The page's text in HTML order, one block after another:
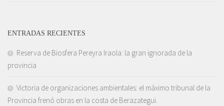
ENTRADAS RECIENTES
Reserva de Biosfera Pereyra Iraola: la gran ignorada de la
provincia
Victoria de organizaciones ambientales: el máximo tribunal de la
Provincia frenó obras en la costa de Berazategui.